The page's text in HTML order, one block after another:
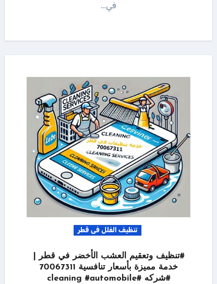
في…
تنظيف الفلل فى قطر
#تنظيف وتعقيم العشب الأخضر في قطر |
خدمة مميزة بأسعار تنافسية 70067311
#شركه #cleaning #automobile